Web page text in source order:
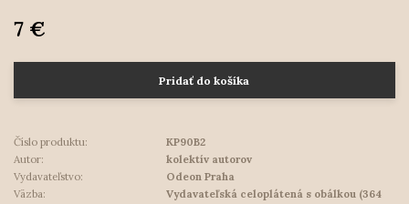
7 €
Pridať do košíka
Číslo produktu:
KP90B2
Autor:
kolektív autorov
Vydavateľstvo:
Odeon Praha
Väzba:
Vydavateľská celoplátená s obálkou (364